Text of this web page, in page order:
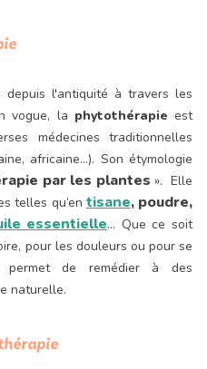
depuis l'antiquité à travers les
vogue, la phytothérapieest
médecines traditionnelles
africaine…). Son étymologie
par les plantes ». Elle
telles qu’en tisane, poudre,
essentielle… Que ce soit
pour les douleurs ou pour se
permet de remédier à des
naturelle.